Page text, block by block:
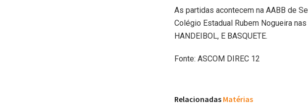
As partidas acontecem na AABB de
Colégio Estadual Rubem Nogueira
HANDEIBOL, E BASQUETE.
Fonte: ASCOM DIREC 12
Relacionadas Matérias